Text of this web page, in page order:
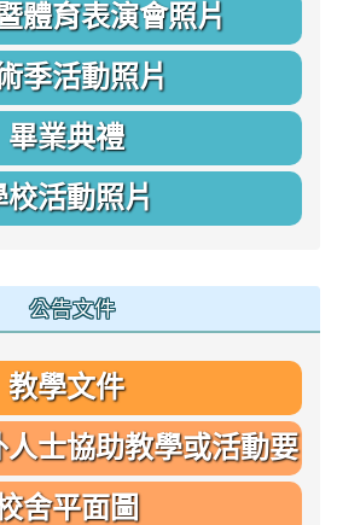
體育表演會照片
季活動照片
畢業典禮
校活動照片
公告文件
教學文件
士協助教學或活動要
點
舍平面圖